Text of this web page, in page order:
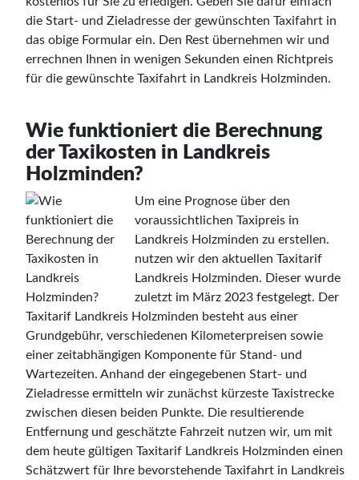
die Start- und Zieladresse der gewünschten Taxifahrt in
das obige Formular ein. Den Rest übernehmen wir und
errechnen Ihnen in wenigen Sekunden einen Richtpreis
für die gewünschte Taxifahrt in Landkreis Holzminden.
Wie funktioniert die Berechnung
der Taxikosten in Landkreis
Holzminden?
Um eine Prognose über den
voraussichtlichen Taxipreis in
Landkreis Holzminden zu erstellen.
nutzen wir den aktuellen Taxitarif
Landkreis Holzminden. Dieser wurde
zuletzt im März 2023 festgelegt. Der
Taxitarif Landkreis Holzminden besteht aus einer
Grundgebühr, verschiedenen Kilometerpreisen sowie
einer zeitabhängigen Komponente für Stand- und
Wartezeiten. Anhand der eingegebenen Start- und
Zieladresse ermitteln wir zunächst kürzeste Taxistrecke
zwischen diesen beiden Punkte. Die resultierende
Entfernung und geschätzte Fahrzeit nutzen wir, um mit
dem heute gültigen Taxitarif Landkreis Holzminden einen
Schätzwert für Ihre bevorstehende Taxifahrt in Landkreis